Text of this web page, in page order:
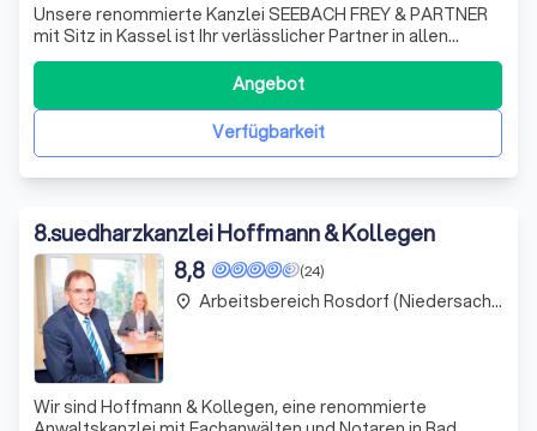
Unsere renommierte Kanzlei SEEBACH FREY & PARTNER
mit Sitz in Kassel ist Ihr verlässlicher Partner in allen
rechtlichen und notariellen Belangen. Unser erfahrenes
Team aus Rechtsanwälten und Notaren steht Ihnen mit
Rat und Tat zur Seite. Wir sind spezialisiert auf die
Beurkundung und Beglaubigung vo
Verfügbarkeit
Angebot
8.suedharzkanzlei Hoffmann & Kollegen
(24)
8,8
Wir sind Hoffmann & Kollegen, eine renommierte
place Arbeitsbereich Rosdorf (Niedersachsen)